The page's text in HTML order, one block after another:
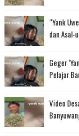
“Yank
dan Asal-
Geger
Pelajar
Video